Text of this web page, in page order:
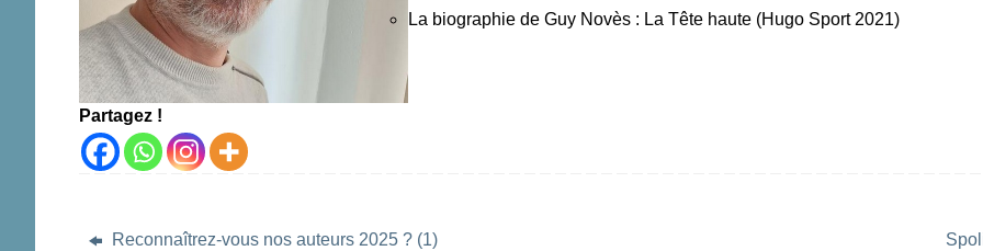
La biographie de Guy Novès : La Tête haute (Hugo Sport 2021)
Partagez !
Reconnaîtrez-vous nos auteurs 2025 ? (1)